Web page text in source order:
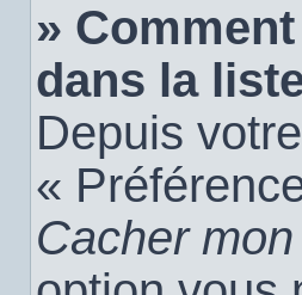
»
dans la
Depuis
«
Cacher